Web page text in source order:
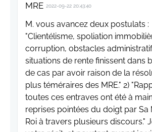
MRE 2022-09-22 20:43:40
M. vous avancez deux postulats :
"Clientélisme, spoliation
corruption, obstacles
situations de rente finissent dans
de cas par avoir raison de la
plus téméraires des MRE." 2)
toutes ces entraves ont été à
reprises pointées du doigt par Sa
Roi à travers plusieurs discours."